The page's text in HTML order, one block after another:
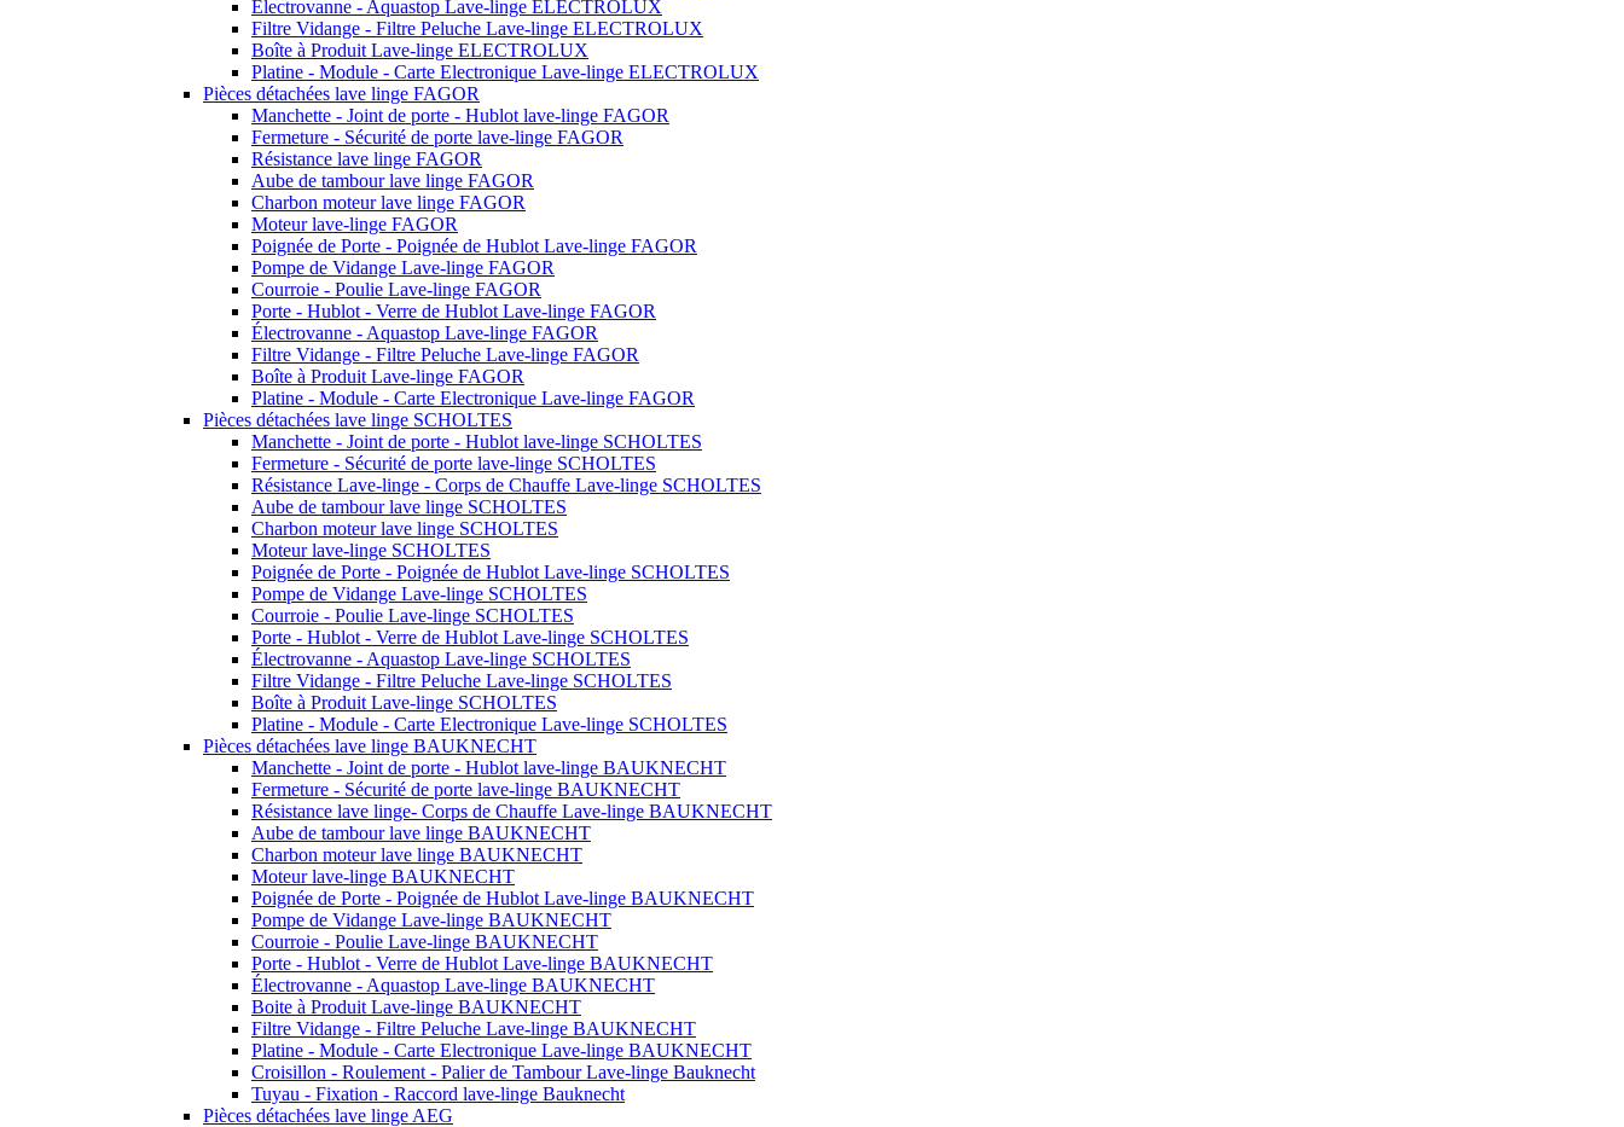
Électrovanne - Aquastop Lave-linge ELECTROLUX
Filtre Vidange - Filtre Peluche Lave-linge ELECTROLUX
Boîte à Produit Lave-linge ELECTROLUX
Platine - Module - Carte Electronique Lave-linge ELECTROLUX
Pièces détachées lave linge FAGOR
Manchette - Joint de porte - Hublot lave-linge FAGOR
Fermeture - Sécurité de porte lave-linge FAGOR
Résistance lave linge FAGOR
Aube de tambour lave linge FAGOR
Charbon moteur lave linge FAGOR
Moteur lave-linge FAGOR
Poignée de Porte - Poignée de Hublot Lave-linge FAGOR
Pompe de Vidange Lave-linge FAGOR
Courroie - Poulie Lave-linge FAGOR
Porte - Hublot - Verre de Hublot Lave-linge FAGOR
Électrovanne - Aquastop Lave-linge FAGOR
Filtre Vidange - Filtre Peluche Lave-linge FAGOR
Boîte à Produit Lave-linge FAGOR
Platine - Module - Carte Electronique Lave-linge FAGOR
Pièces détachées lave linge SCHOLTES
Manchette - Joint de porte - Hublot lave-linge SCHOLTES
Fermeture - Sécurité de porte lave-linge SCHOLTES
Résistance Lave-linge - Corps de Chauffe Lave-linge SCHOLTES
Aube de tambour lave linge SCHOLTES
Charbon moteur lave linge SCHOLTES
Moteur lave-linge SCHOLTES
Poignée de Porte - Poignée de Hublot Lave-linge SCHOLTES
Pompe de Vidange Lave-linge SCHOLTES
Courroie - Poulie Lave-linge SCHOLTES
Porte - Hublot - Verre de Hublot Lave-linge SCHOLTES
Électrovanne - Aquastop Lave-linge SCHOLTES
Filtre Vidange - Filtre Peluche Lave-linge SCHOLTES
Boîte à Produit Lave-linge SCHOLTES
Platine - Module - Carte Electronique Lave-linge SCHOLTES
Pièces détachées lave linge BAUKNECHT
Manchette - Joint de porte - Hublot lave-linge BAUKNECHT
Fermeture - Sécurité de porte lave-linge BAUKNECHT
Résistance lave linge- Corps de Chauffe Lave-linge BAUKNECHT
Aube de tambour lave linge BAUKNECHT
Charbon moteur lave linge BAUKNECHT
Moteur lave-linge BAUKNECHT
Poignée de Porte - Poignée de Hublot Lave-linge BAUKNECHT
Pompe de Vidange Lave-linge BAUKNECHT
Courroie - Poulie Lave-linge BAUKNECHT
Porte - Hublot - Verre de Hublot Lave-linge BAUKNECHT
Électrovanne - Aquastop Lave-linge BAUKNECHT
Boite à Produit Lave-linge BAUKNECHT
Filtre Vidange - Filtre Peluche Lave-linge BAUKNECHT
Platine - Module - Carte Electronique Lave-linge BAUKNECHT
Croisillon - Roulement - Palier de Tambour Lave-linge Bauknecht
Tuyau - Fixation - Raccord lave-linge Bauknecht
Pièces détachées lave linge AEG